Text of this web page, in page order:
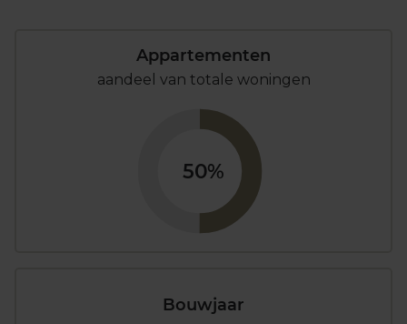
Appartementen
aandeel van totale woningen
50%
Bouwjaar